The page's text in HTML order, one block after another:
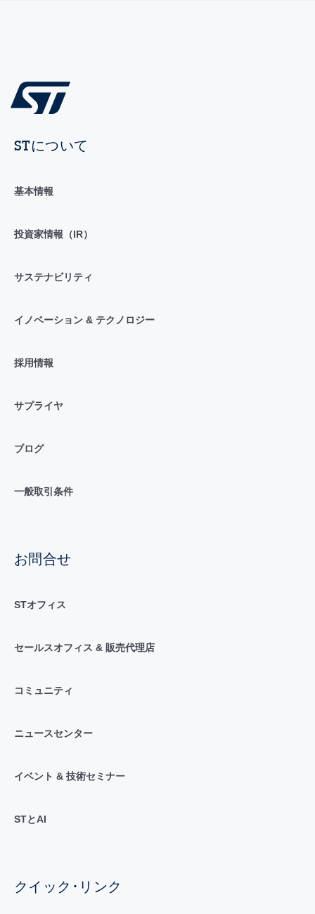
STについて
基本情報
投資家情報（IR）
サステナビリティ
イノベーション & テクノロジー
採用情報
サプライヤ
ブログ
一般取引条件
お問合せ
STオフィス
セールスオフィス & 販売代理店
コミュニティ
ニュースセンター
イベント & 技術セミナー
STとAI
クイック･リンク